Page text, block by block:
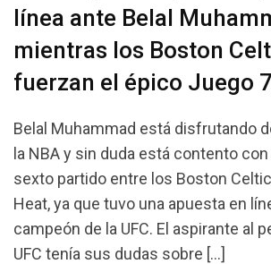
línea ante Belal
mientras los Boston
fuerzan el épico Juego 7
Belal Muhammad está disfrutando
la NBA y sin duda está contento
sexto partido entre los Boston
Heat, ya que tuvo una apuesta en
campeón de la UFC. El aspirante al
UFC tenía sus dudas sobre […]